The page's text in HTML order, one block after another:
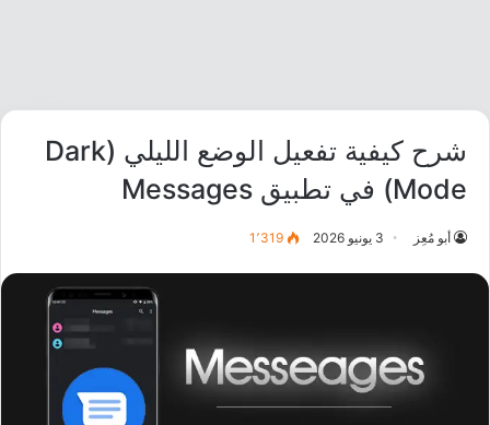
شرح كيفية تفعيل الوضع الليلي (Dark
Mode) في تطبيق Messages
أبو مُعِز 3 يونيو 2026 1٬319